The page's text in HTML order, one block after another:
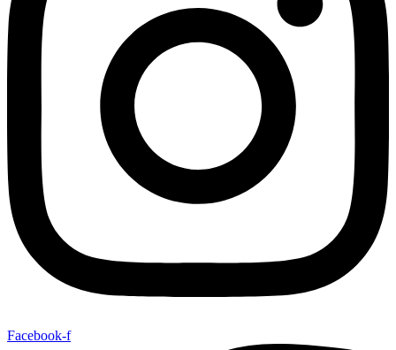
Facebook-f